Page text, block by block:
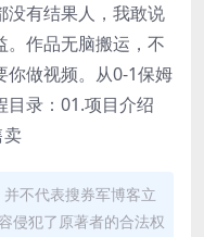
没有结果人，我敢说
。作品无脑搬运，不
你做视频。从0-1保姆
目录：01.项目介绍
卖
不代表搜券军博客立
侵犯了原著者的合法权